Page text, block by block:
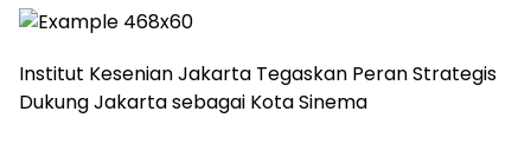
Institut Kesenian Jakarta Tegaskan Peran Strategis
Dukung Jakarta sebagai Kota Sinema